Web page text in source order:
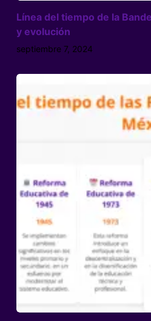
Línea del tiempo de la
y evolución
septiembre 7, 2024